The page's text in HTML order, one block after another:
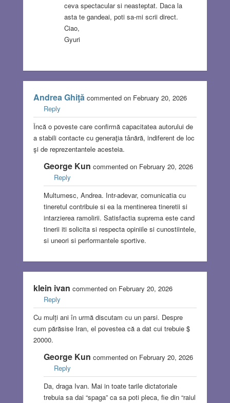
ceva spectacular si neasteptat. Daca la
asta te gandeai, poti sa-mi scrii direct.
Ciao,
Gyuri
Andrea Ghiţăcommented on February 20, 2026
Reply
Încă o poveste care confirmă capacitatea autorului de
a stabili contacte cu generaţia tânără, indiferent de loc
şi de reprezentantele acesteia.
George Kun commented on February 20, 2026
Reply
Multumesc, Andrea. Intr-adevar, comunicatia cu
tineretul contribuie si ea la mentinerea tineretii si
intarzierea ramolirii. Satisfactia suprema este cand
tinerii iti solicita si respecta opiniile si cunostiintele,
si uneori si performantele sportive.
klein ivan commented on February 20, 2026
Reply
Cu mulți ani în urmă discutam cu un parsi. Despre
cum părăsise Iran, el povestea că a dat cui trebuie $
20000.
George Kun commented on February 20, 2026
Reply
Da, draga Ivan. Mai in toate tarile dictatoriale
trebuia sa dai “spaga” ca sa poti pleca, fie din “raiul